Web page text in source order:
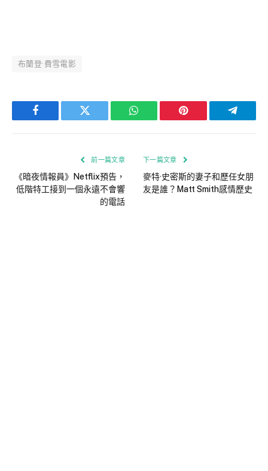
布蘭登·費雪電影
Facebook Twitter WhatsApp Pinterest
前一篇文章
《暗夜情報員》Netflix預告，
低階特工接到一個永遠不會響
的電話
下一篇文章
麥特·史密斯的妻子和歷任女朋
友是誰？Matt Smith感情歷史